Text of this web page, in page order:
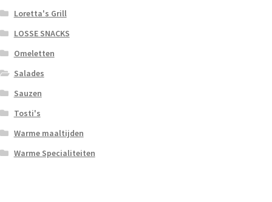
Loretta's Grill
LOSSE SNACKS
Omeletten
Salades
Sauzen
Tosti's
Warme maaltijden
Warme Specialiteiten